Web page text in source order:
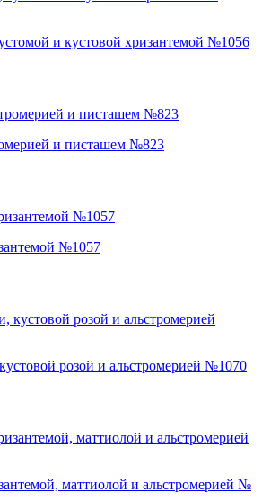
и кустовой хризантемой №1056
и писташем №823
№1057
розой и альстромерией №1070
маттиолой и альстромерией №